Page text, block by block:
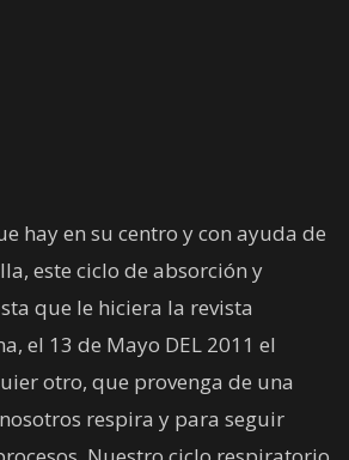
hay en su centro y con ayuda de
este ciclo de absorción y
que le hiciera la revista
el 13 de Mayo DEL 2011 el
otro, que provenga de una
respira y para seguir